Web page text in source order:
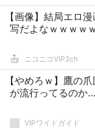
【画像】結局エロ
写だよなｗｗｗｗｗ
ニコニコVIP2ch
【やめろｗ】鷹の
が流行ってるのか
VIPワイドガイド